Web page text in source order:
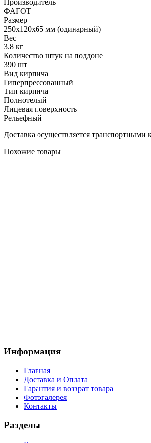
Производитель
ФАГОТ
Размер
250х120х65 мм (одинарный)
Вес
3.8 кг
Количество штук на поддоне
390 шт
Вид кирпича
Гиперпрессованный
Тип кирпича
Полнотелый
Лицевая поверхность
Рельефный
Доставка осуществляется
Похожие товары
Информация
Главная
Доставка и Оплата
Гарантия и возврат товара
Фотогалерея
Контакты
Разделы